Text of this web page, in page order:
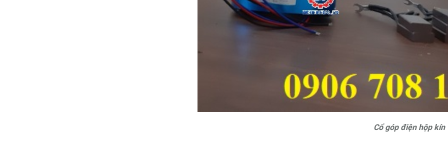
Cổ góp điện hộp kín